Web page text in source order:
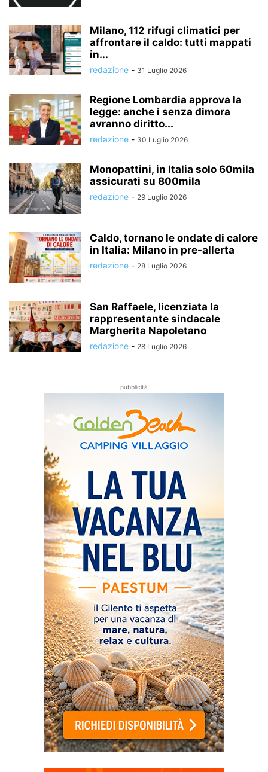
Milano, 112 rifugi climatici per
affrontare il caldo: tutti mappati
in...
redazione - 31 Luglio 2026
Regione Lombardia approva la
legge: anche i senza dimora
avranno diritto...
redazione - 30 Luglio 2026
Monopattini, in Italia solo 60mila
assicurati su 800mila
redazione - 29 Luglio 2026
Caldo, tornano le ondate di calore
in Italia: Milano in pre-allerta
redazione - 28 Luglio 2026
San Raffaele, licenziata la
rappresentante sindacale
Margherita Napoletano
redazione - 28 Luglio 2026
pubblicità